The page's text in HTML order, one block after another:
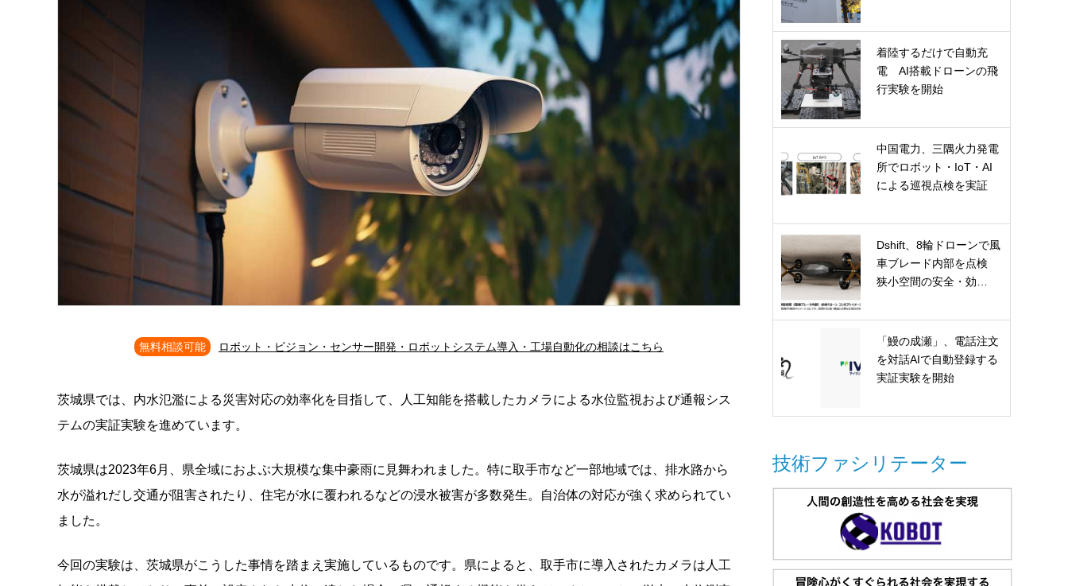
無料相談可能 ロボット・ビジョン・センサー開発・ロボットシステム導入・工場自動化の相談はこちら
茨城県では、内水氾濫による災害対応の効率化を目指して、人工知能を搭載したカメラによる水位監視および通報シス
テムの実証実験を進めています。
茨城県は2023年6月、県全域におよぶ大規模な集中豪雨に見舞われました。特に取手市など一部地域では、排水路から
水が溢れだし交通が阻害されたり、住宅が水に覆われるなどの浸水被害が多数発生。自治体の対応が強く求められてい
ました。
今回の実験は、茨城県がこうした事情を踏まえ実施しているものです。県によると、取手市に導入されたカメラは人工
着陸するだけで自動充
電 AI搭載ドローンの飛
行実験を開始
中国電力、三隅火力発電
所でロボット・IoT・AI
による巡視点検を実証
Dshift、8輪ドローンで風
車ブレード内部を点検
狭小空間の安全・効…
「鰻の成瀬」、電話注文
を対話AIで自動登録する
実証実験を開始
技術ファシリテーター